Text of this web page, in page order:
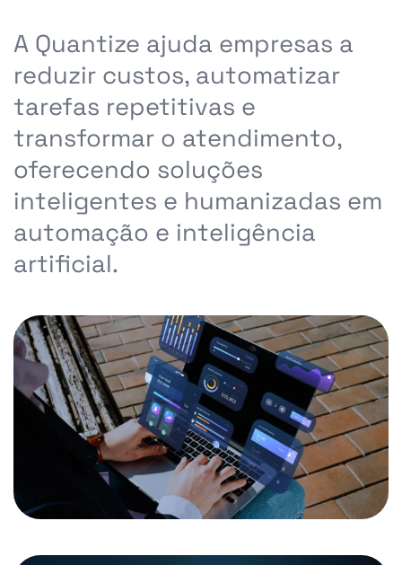
A Quantize ajuda empresas a
reduzir custos, automatizar
tarefas repetitivas e
transformar o atendimento,
oferecendo soluções
inteligentes e humanizadas em
automação e inteligência
artificial.